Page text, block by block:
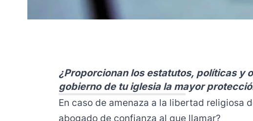
¿Proporcionan los estatutos, políticas y
gobierno de tu iglesia la mayor
En caso de amenaza a la libertad religiosa
abogado de confianza al que llamar?